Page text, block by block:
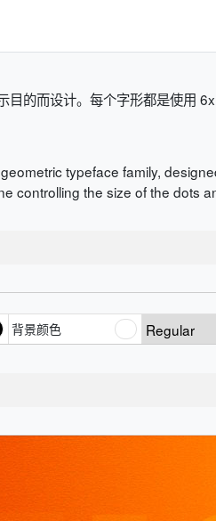
的而设计。每个字形都是使用
typeface family,
controlling the size of the dots
背景颜色